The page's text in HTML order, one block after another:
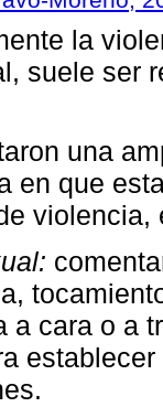
la
suele ser
una
en que
a cara o a